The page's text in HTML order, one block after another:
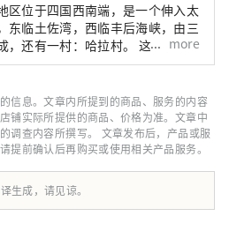
区位于四国西南端，是一个伸入太
东临土佐湾，西临丰后海峡，由三
，还有一村：哈拉村。 这里有全
十川和足折岬，还有沿岸流淌的黑
个充满恩惠的天然发电站。
more
信息。文章内所提到的商品、服务的内容
铺实际所提供的商品、价格为准。文章中
调查内容所撰写。 文章发布后，产品或服
提前确认后再购买或使用相关产品服务。
生成，请见谅。